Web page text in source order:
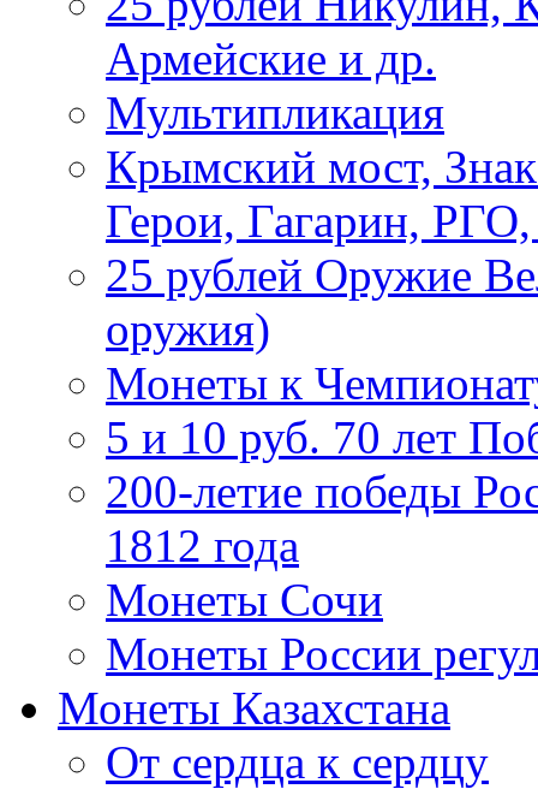
Армейские и др.
Мультипликация
Крымский мост,
Герои, Гагарин,
25 рублей Оружие
оружия)
Монеты к
5 и 10 руб. 70 лет
200-летие победы
1812 года
Монеты Сочи
Монеты России
Монеты Казахстана
От сердца к сердцу